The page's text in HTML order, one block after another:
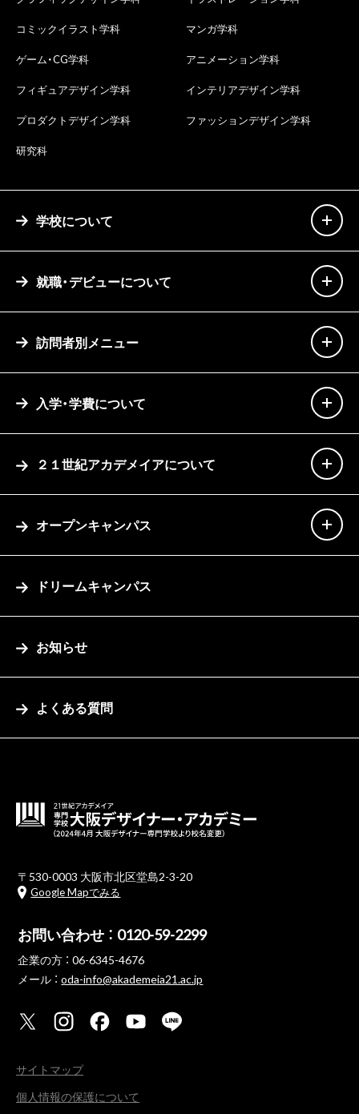
コミックイラスト学科
マンガ学科
ゲーム・CG学科
アニメーション学科
フィギュアデザイン学科
インテリアデザイン学科
プロダクトデザイン学科
ファッションデザイン学科
研究科
学校について
就職・デビューについて
訪問者別メニュー
入学・学費について
２１世紀アカデメイアについて
オープンキャンパス
ドリームキャンパス
お知らせ
よくある質問
〒530-0003 大阪市北区堂島2-3-20
Google Mapでみる
お問い合わせ ： 0120-59-2299
企業の方 ： 06-6345-4676
メール ：oda-info@akademeia21.ac.jp
サイトマップ
個人情報の保護について